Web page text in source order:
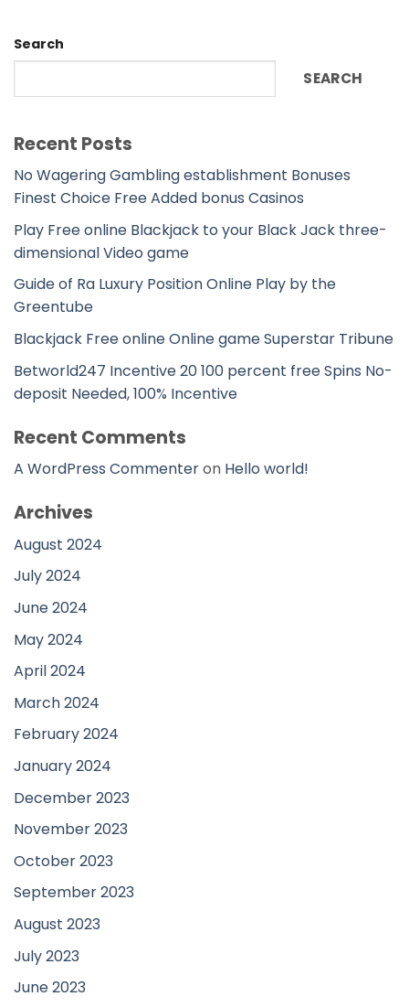
Search
SEARCH
Recent Posts
No Wagering Gambling establishment Bonuses
Finest Choice Free Added bonus Casinos
Play Free online Blackjack to your Black Jack three-
dimensional Video game
Guide of Ra Luxury Position Online Play by the
Greentube
Blackjack Free online Online game Superstar Tribune
Betworld247 Incentive 20 100 percent free Spins No-
deposit Needed, 100% Incentive
Recent Comments
A WordPress Commenteron Hello world!
Archives
August 2024
July 2024
June 2024
May 2024
April 2024
March 2024
February 2024
January 2024
December 2023
November 2023
October 2023
September 2023
August 2023
July 2023
June 2023